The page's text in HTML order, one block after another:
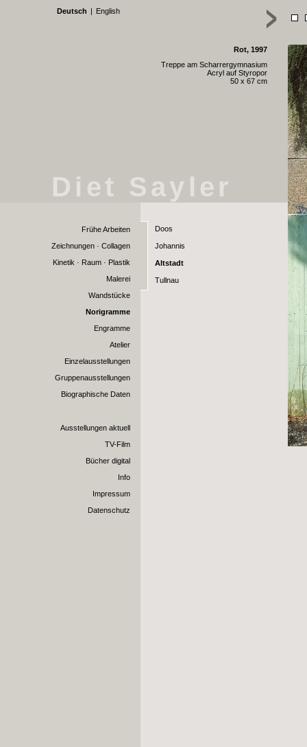
Diet Sayler
Frühe Arbeiten
Zeichnungen · Collagen
Kinetik · Raum · Plastik
Malerei
Wandstücke
Norigramme
Engramme
Atelier
Einzelausstellungen
Gruppenausstellungen
Biographische Daten
Ausstellungen aktuell
TV-Film
Bücher digital
Info
Impressum
Datenschutz
Doos
Johannis
Altstadt
Tullnau
Rot, 1997
Treppe am Scharrergymnasium
Acryl auf Styropor
50 x 67 cm
Deutsch | English